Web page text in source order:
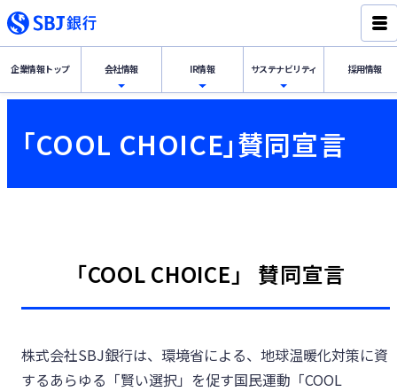
企業情報トップ 会社情報
会社情報
経営理念・代表挨拶
内部管理体制
グループ会社
IR情報
IR情報トップ
決算公告
サステナビリティ
サステナビリテ
サステナビリティトップ
「デコ活」宣言
採用情報
「COOL CHOICE」賛同宣言
「COOL CHOICE」 賛同宣言
株式会社SBJ銀行は、環境省による、地球温暖化対策に資
するあらゆる「賢い選択」を促す国民運動「COOL